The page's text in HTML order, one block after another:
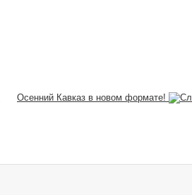
Осенний Кавказ в новом формате!